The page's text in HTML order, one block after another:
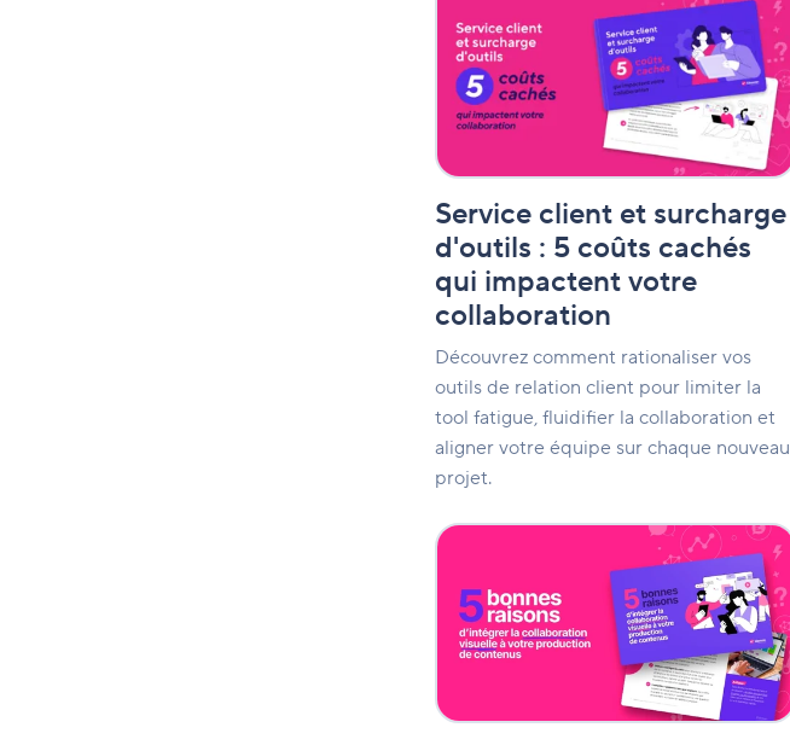
Service client et surcharge
d'outils : 5 coûts cachés
qui impactent votre
collaboration
Découvrez comment rationaliser vos
outils de relation client pour limiter la
tool fatigue, fluidifier la collaboration et
aligner votre équipe sur chaque nouveau
projet.
surcharge
d'outils
coûts
cachés
qui
impactent
votre
collaboration
5
raisons
d’intégrer
collaboration
à
votre